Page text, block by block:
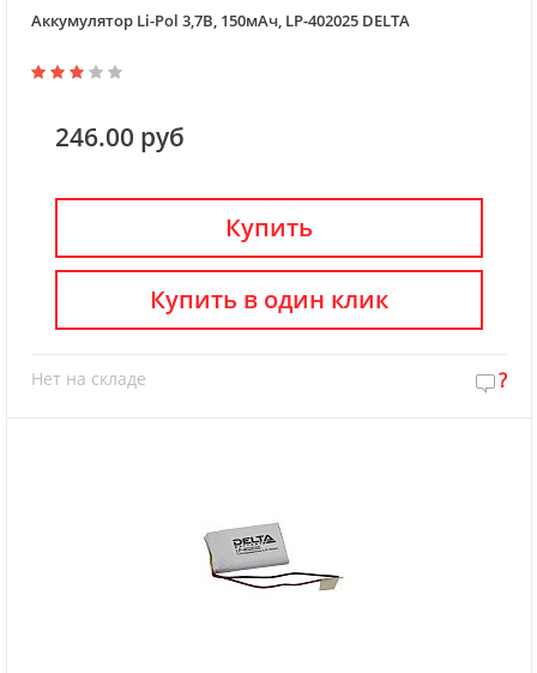
Аккумулятор Li-Pol 3,7В, 150мАч, LP-402025 DELTA
246.00 руб
Купить
Нет на складе ?
Купить в один клик